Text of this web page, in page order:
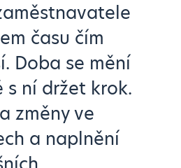
času čím
Doba se mění
s ní držet krok.
změny ve
a naplnění